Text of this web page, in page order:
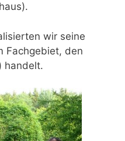
wir seine
Fachgebiet, den
handelt.